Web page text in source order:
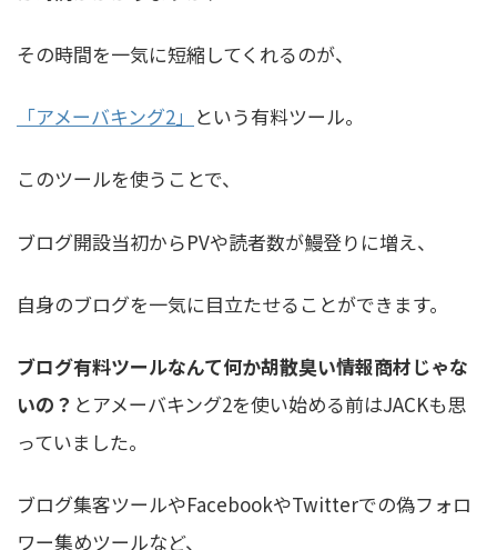
その時間を一気に短縮してくれるのが、
「アメーバキング2」 という有料ツール。
このツールを使うことで、
ブログ開設当初からPVや読者数が鰻登りに増え、
自身のブログを一気に目立たせることができます。
ブログ有料ツールなんて何か胡散臭い情報商材じゃな
いの？ とアメーバキング2を使い始める前はJACKも思
っていました。
ブログ集客ツールやFacebookやTwitterでの偽フォロ
ワー集めツールなど、